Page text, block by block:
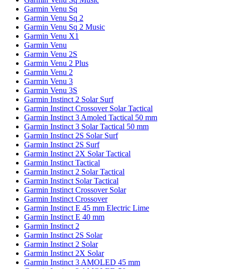
Garmin Venu Sq
Garmin Venu Sq 2
Garmin Venu Sq 2 Music
Garmin Venu X1
Garmin Venu
Garmin Venu 2S
Garmin Venu 2 Plus
Garmin Venu 2
Garmin Venu 3
Garmin Venu 3S
Garmin Instinct 2 Solar Surf
Garmin Instinct Crossover Solar Tactical
Garmin Instinct 3 Amoled Tactical 50 mm
Garmin Instinct 3 Solar Tactical 50 mm
Garmin Instinct 2S Solar Surf
Garmin Instinct 2S Surf
Garmin Instinct 2X Solar Tactical
Garmin Instinct Tactical
Garmin Instinct 2 Solar Tactical
Garmin Instinct Solar Tactical
Garmin Instinct Crossover Solar
Garmin Instinct Crossover
Garmin Instinct E 45 mm Electric Lime
Garmin Instinct E 40 mm
Garmin Instinct 2
Garmin Instinct 2S Solar
Garmin Instinct 2 Solar
Garmin Instinct 2X Solar
Garmin Instinct 3 AMOLED 45 mm